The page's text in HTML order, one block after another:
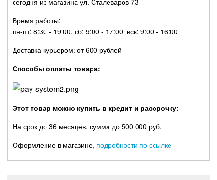
сегодня из магазина ул. Сталеваров 73
Время работы:
пн-пт: 8:30 - 19:00, сб: 9:00 - 17:00, вск: 9:00 - 16:00
Доставка курьером: от 600 рублей
Способы оплаты товара:
Этот товар можно купить в кредит и рассрочку:
На срок до 36 месяцев, сумма до 500 000 руб.
Оформление в магазине, подробности по ссылке